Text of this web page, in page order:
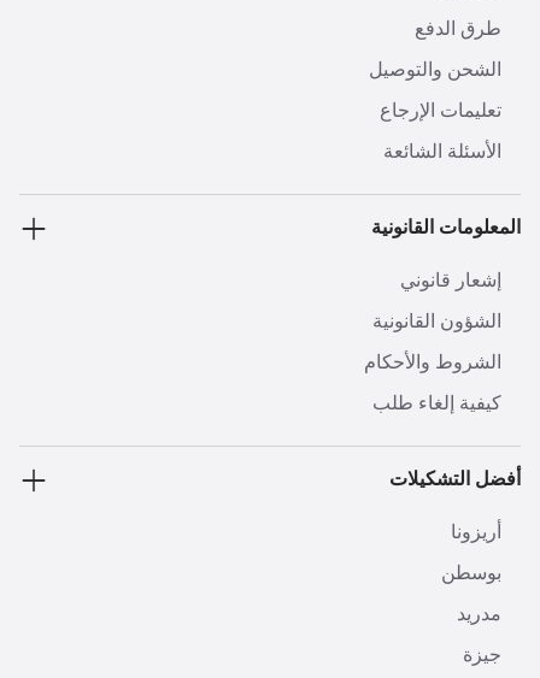
طرق الدفع
الشحن والتوصيل
تعليمات الإرجاع
الأسئلة الشائعة
المعلومات القانونية
إشعار قانوني
الشؤون القانونية
الشروط والأحكام
كيفية إلغاء طلب
أفضل التشكيلات
أريزونا
بوسطن
مدريد
جيزة